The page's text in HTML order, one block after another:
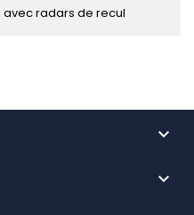
avec radars de recul

